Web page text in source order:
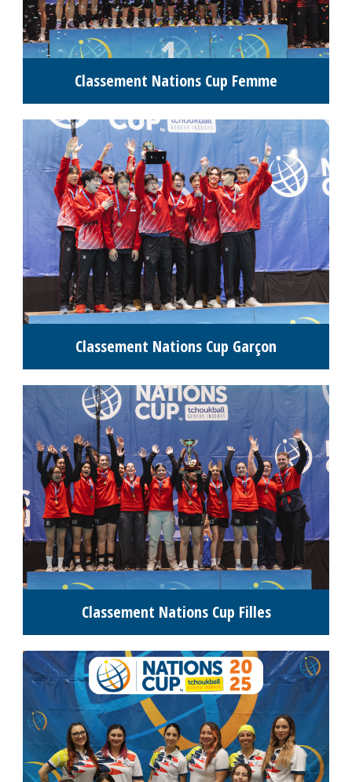
Classement Nations Cup Femme
Classement Nations Cup Garçon
Classement Nations Cup Filles